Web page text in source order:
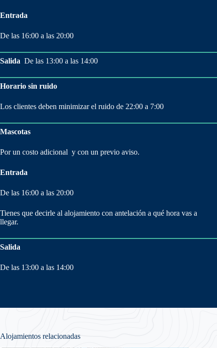
Entrada
De las 16:00 a las 20:00
Salida De las 13:00 a las 14:00
Horario sin ruido
Los clientes deben minimizar el ruido de 22:00 a 7:00
Mascotas
Por un costo adicional y con un previo aviso.
Entrada
De las 16:00 a las 20:00
Tienes que decirle al alojamiento con antelación a qué hora vas a
llegar.
Salida
De las 13:00 a las 14:00
Alojamientos relacionadas